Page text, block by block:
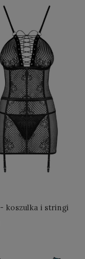
Basitta - koszulka i stringi